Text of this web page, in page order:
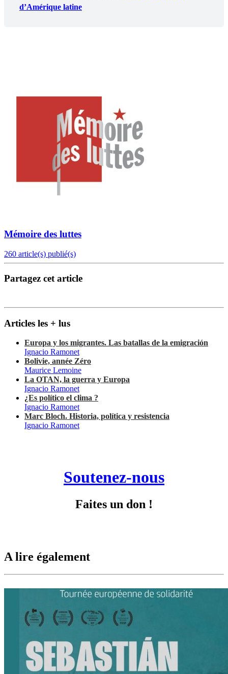
d’Amérique latine
Mémoire des luttes
260 article(s) publié(s)
Partagez cet article
Articles les + lus
Europa y los migrantes. Las batallas de la emigración
Ignacio Ramonet
Bolivie, année Zéro
Maurice Lemoine
La OTAN, la guerra y Europa
Ignacio Ramonet
¿Es político el clima ?
Ignacio Ramonet
Marc Bloch. Historia, política y resistencia
Ignacio Ramonet
Soutenez-nous
Faites un don !
A lire également